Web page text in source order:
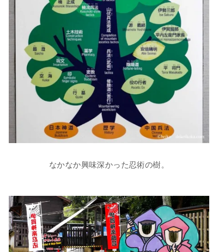
なかなか興味深かった忍術の樹。